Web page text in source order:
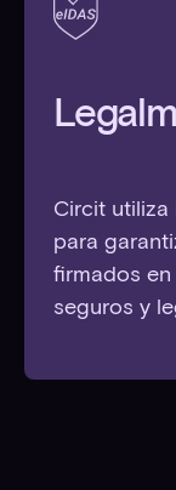
Circit
para
firmados
seguros y